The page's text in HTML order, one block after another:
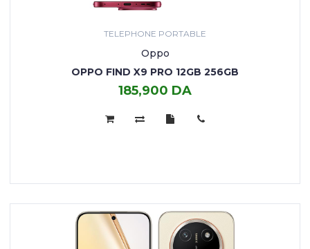
TELEPHONE PORTABLE
Oppo
OPPO FIND X9 PRO 12GB 256GB
185,900 DA